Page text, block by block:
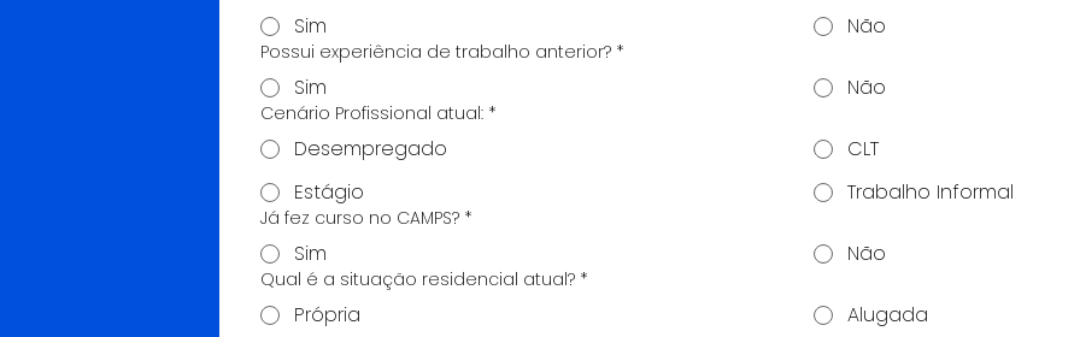
Sim Não
Possui experiência de trabalho anterior? *
Sim Não
Cenário Profissional atual: *
Desempregado
CLT
Estágio
Trabalho Informal
Já fez curso no CAMPS? *
Sim Não
Qual é a situação residencial atual? *
Própria
Alugada